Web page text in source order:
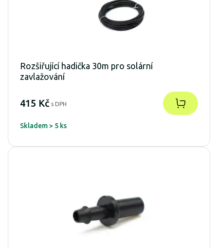
Rozšiřující hadička 30m pro solární
zavlažování
415 Kč s DPH
Skladem > 5 ks